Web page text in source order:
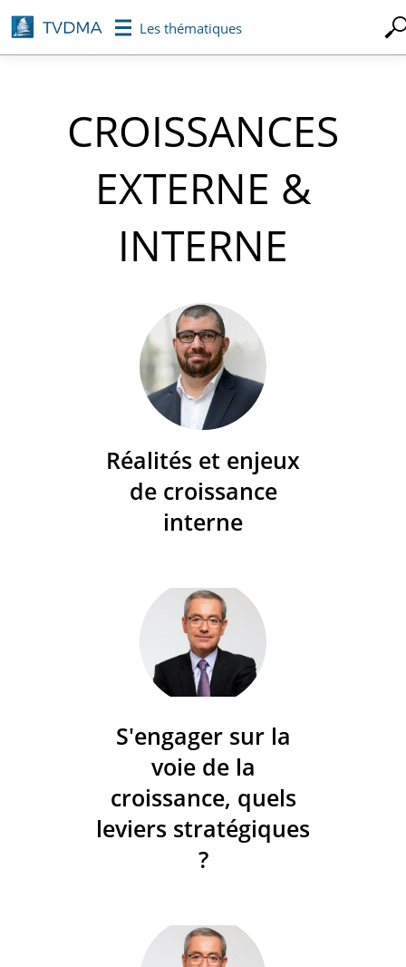
Aller
au
contenu
Les thématiques
CROISSANCES
EXTERNE &
INTERNE
Réalités et enjeux
de croissance
interne
S'engager sur la
voie de la
croissance, quels
leviers stratégiques
?